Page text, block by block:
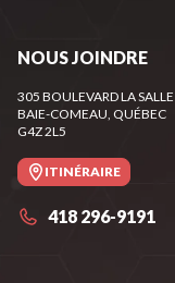
NOUS JOINDRE
305 BOULEVARD LA SALLE
BAIE-COMEAU, QUÉBEC
G4Z 2L5
ITINÉRAIRE
418 296-9191